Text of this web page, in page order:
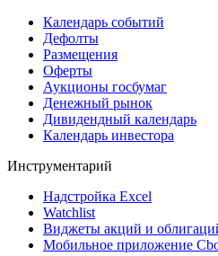
Календарь событий
Дефолты
Размещения
Оферты
Аукционы госбумаг
Денежный рынок
Дивидендный календарь
Календарь инвестора
Инструментарий
Надстройка Excel
Watchlist
Виджеты акций и
Мобильное приложение